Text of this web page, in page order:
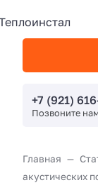
+7 (921)
Позвоните
Главная
акустических